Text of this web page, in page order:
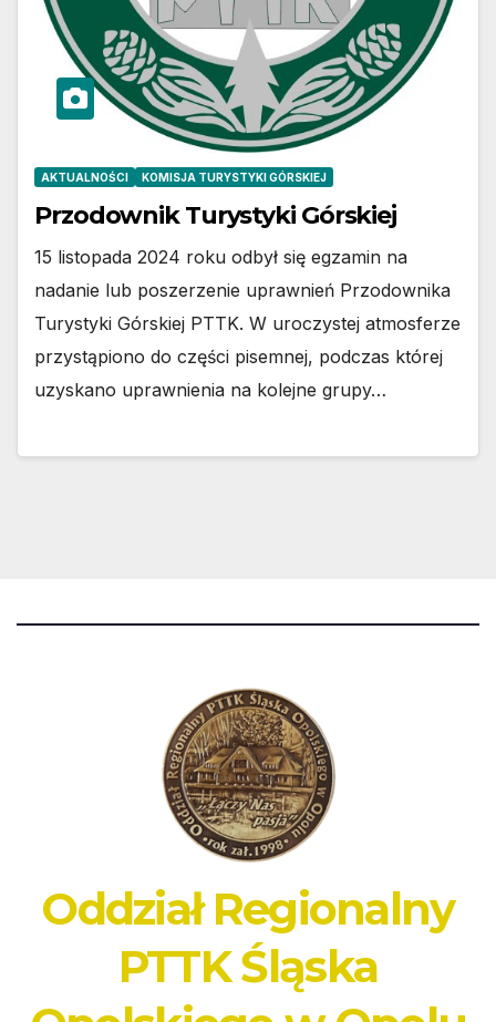
AKTUALNOŚCI KOMISJA TURYSTYKI GÓRSKIEJ
Przodownik Turystyki Górskiej
15 listopada 2024 roku odbył się egzamin na
nadanie lub poszerzenie uprawnień Przodownika
Turystyki Górskiej PTTK. W uroczystej atmosferze
przystąpiono do części pisemnej, podczas której
uzyskano uprawnienia na kolejne grupy…
Oddział Regionalny
PTTK Śląska